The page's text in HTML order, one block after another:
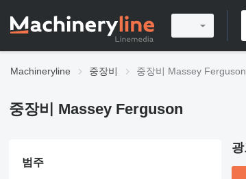
Machineryline 중장비 중장비 Massey Ferguson
중장비 Massey Ferguson
범주